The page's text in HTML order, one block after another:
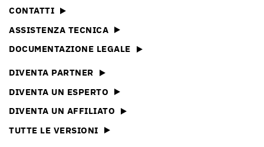
CONTATTI
ASSISTENZA TECNICA
DOCUMENTAZIONE LEGALE
DIVENTA PARTNER
DIVENTA UN ESPERTO
DIVENTA UN AFFILIATO
TUTTE LE VERSIONI